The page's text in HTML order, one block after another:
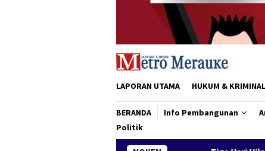
LAPORAN UTAMA HUKUM & KRIMINAL
BERANDA Info Pembangunan
Politik